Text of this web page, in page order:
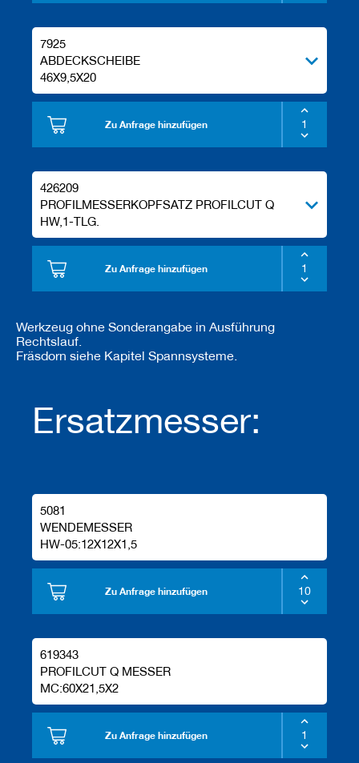
7925
ABDECKSCHEIBE
46X9,5X20
Zu Anfrage hinzufügen
426209
PROFILMESSERKOPFSATZ PROFILCUT Q
HW,1-TLG.
Zu Anfrage hinzufügen
Werkzeug ohne Sonderangabe in Ausführung
Rechtslauf.
Fräsdorn siehe Kapitel Spannsysteme.
Ersatzmesser:
5081
WENDEMESSER
HW-05:12X12X1,5
Zu Anfrage hinzufügen
619343
PROFILCUT Q MESSER
MC:60X21,5X2
Zu Anfrage hinzufügen